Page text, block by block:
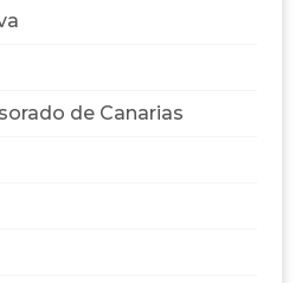
de Canarias